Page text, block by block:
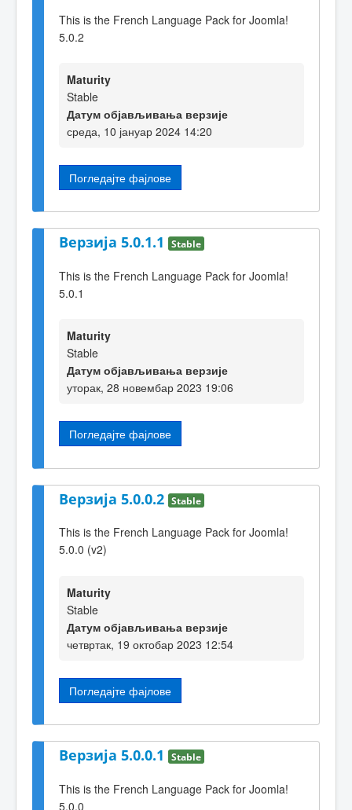
This is the French Language Pack for Joomla!
5.0.2
Maturity
Stable
Датум објављивања верзије
среда, 10 јануар 2024 14:20
Погледајте фајлове
Верзија 5.0.1.1 Stable
This is the French Language Pack for Joomla!
5.0.1
Maturity
Stable
Датум објављивања верзије
уторак, 28 новембар 2023 19:06
Погледајте фајлове
Верзија 5.0.0.2 Stable
This is the French Language Pack for Joomla!
5.0.0 (v2)
Maturity
Stable
Датум објављивања верзије
четвртак, 19 октобар 2023 12:54
Погледајте фајлове
Верзија 5.0.0.1 Stable
This is the French Language Pack for Joomla!
5.0.0